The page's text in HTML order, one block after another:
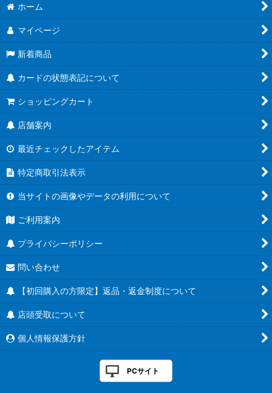
ホーム
マイページ
新着商品
カードの状態表記について
ショッピングカート
店舗案内
最近チェックしたアイテム
特定商取引法表示
当サイトの画像やデータの利用について
ご利用案内
プライバシーポリシー
問い合わせ
【初回購入の方限定】返品・返金制度について
店頭受取について
個人情報保護方針
PCサイト